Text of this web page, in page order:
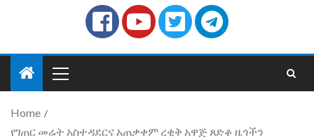
Home
የገጠር መሬት አስተዳደርና አጠቃቀም ረቂቅ አዋጅ ጸድቆ ዜጎችን